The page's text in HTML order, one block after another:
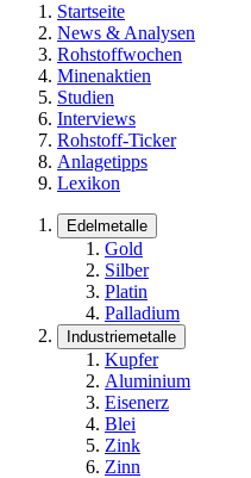
Startseite
News & Analysen
Rohstoffwochen
Minenaktien
Studien
Interviews
Rohstoff-Ticker
Anlagetipps
Lexikon
Edelmetalle
Gold
Silber
Platin
Palladium
Industriemetalle
Kupfer
Aluminium
Eisenerz
Blei
Zink
Zinn